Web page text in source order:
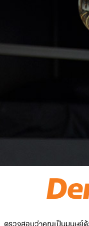
ตรวจสอบว่าคุณเป็นมนุษย์ด้